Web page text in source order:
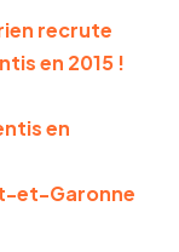
recrute
en 2015 !
en
et-Garonne